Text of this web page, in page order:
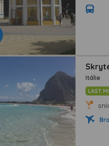
Itálie
LAST